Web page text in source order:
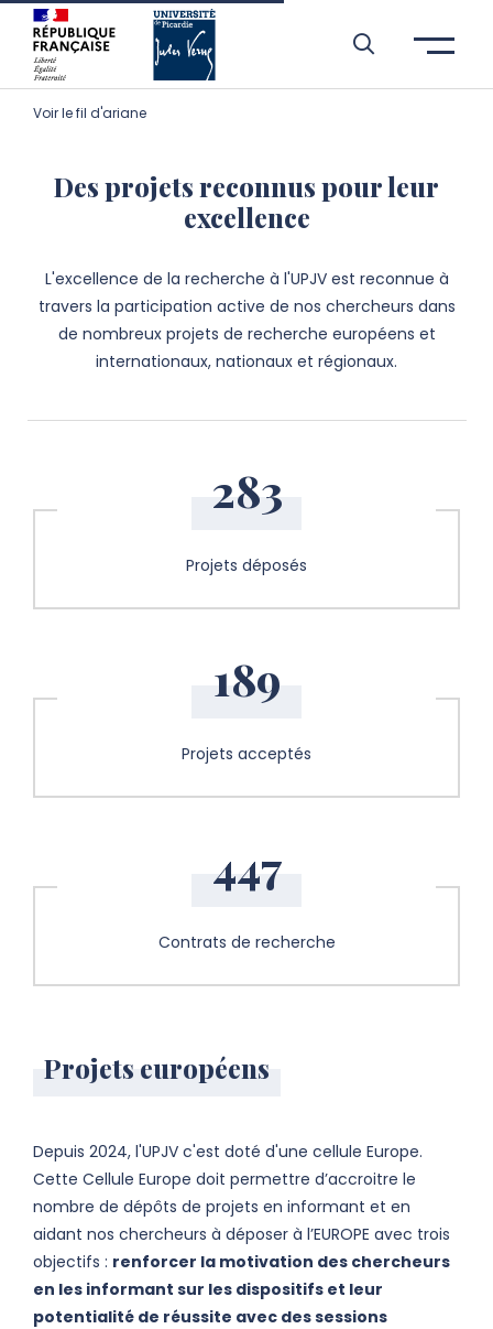
Aller à l’entête de page
Aller au menu principale
Aller au contenu principal
Aller à la recherche
Passer aux cookies
Aller au pied de page
Voir le fil d'ariane
Des projets reconnus pour leur
excellence
L'excellence de la recherche à l'UPJV est reconnue à
travers la participation active de nos chercheurs dans
de nombreux projets de recherche européens et
internationaux, nationaux et régionaux.
283
Projets déposés
189
Projets acceptés
447
Contrats de recherche
Projets européens
Depuis 2024, l'UPJV c'est doté d'une cellule Europe.
Cette Cellule Europe doit permettre d’accroitre le
nombre de dépôts de projets en informant et en
aidant nos chercheurs à déposer à l’EUROPE avec trois
objectifs : renforcer la motivation des chercheurs
en les informant sur les dispositifs et leur
potentialité de réussite avec des sessions